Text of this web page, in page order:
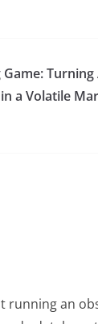
a Volatile
running an